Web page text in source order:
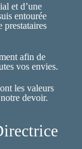
et d’une
entourée
prestataires
afin de
vos envies.
les valeurs
devoir.